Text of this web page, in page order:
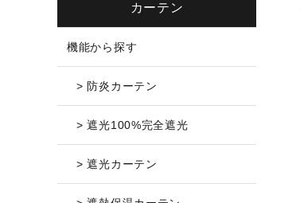
カーテン
機能から探す
> 防炎カーテン
> 遮光100%完全遮光
> 遮光カーテン